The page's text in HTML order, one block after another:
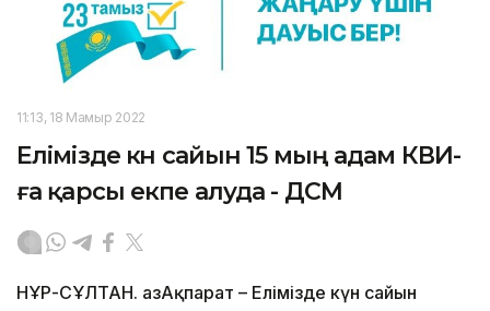
11:13, 18 Мамыр 2022
Елімізде күн сайын 15 мың адам КВИ-
ға қарсы екпе алуда - ДСМ
НҰР-СҰЛТАН. ҚазАқпарат – Елімізде күн сайын